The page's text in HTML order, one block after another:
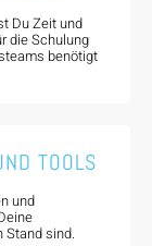
Du Zeit und
die Schulung
benötigt
TOOLS
und
Stand sind.